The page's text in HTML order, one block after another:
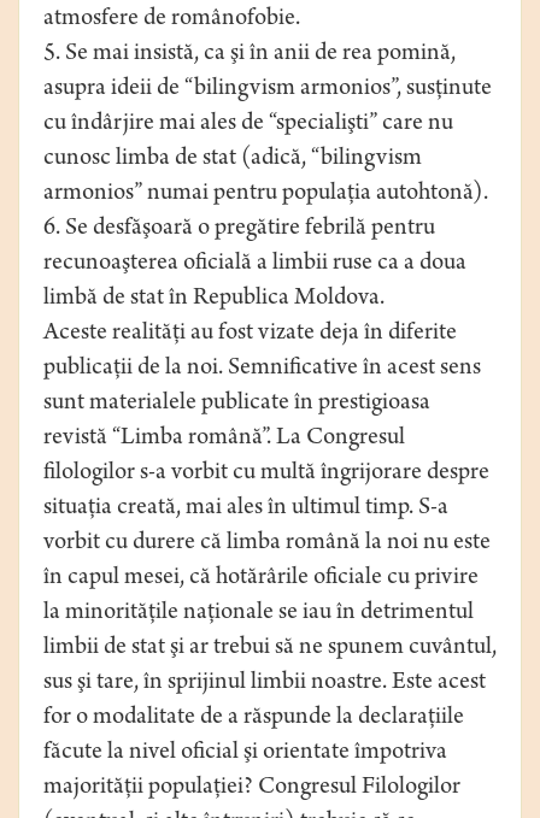
atmosfere de românofobie.
5. Se mai insistă, ca şi în anii de rea pomină,
asupra ideii de “bilingvism armonios”, susţinute
cu îndârjire mai ales de “specialişti” care nu
cunosc limba de stat (adică, “bilingvism
armonios” numai pentru populaţia autohtonă).
6. Se desfăşoară o pregătire febrilă pentru
recunoaşterea oficială a limbii ruse ca a doua
limbă de stat în Republica Moldova.
Aceste realităţi au fost vizate deja în diferite
publicaţii de la noi. Semnificative în acest sens
sunt materialele publicate în prestigioasa
revistă “Limba română”. La Congresul
filologilor s-a vorbit cu multă îngrijorare despre
situaţia creată, mai ales în ultimul timp. S-a
vorbit cu durere că limba română la noi nu este
în capul mesei, că hotărârile oficiale cu privire
la minorităţile naţionale se iau în detrimentul
limbii de stat şi ar trebui să ne spunem cuvântul,
sus şi tare, în sprijinul limbii noastre. Este acest
for o modalitate de a răspunde la declaraţiile
făcute la nivel oficial şi orientate împotriva
majorităţii populaţiei? Congresul Filologilor